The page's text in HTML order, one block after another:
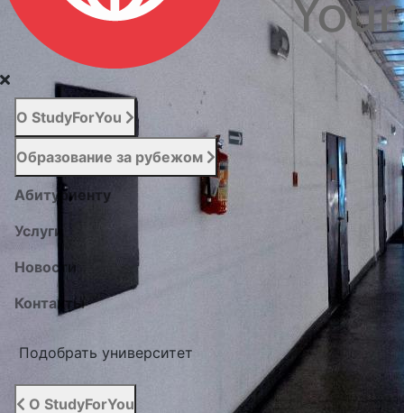
О StudyForYou
Образование за рубежом
Абитуриенту
Услуги
Новости
Контакты
Подобрать университет
О StudyForYou